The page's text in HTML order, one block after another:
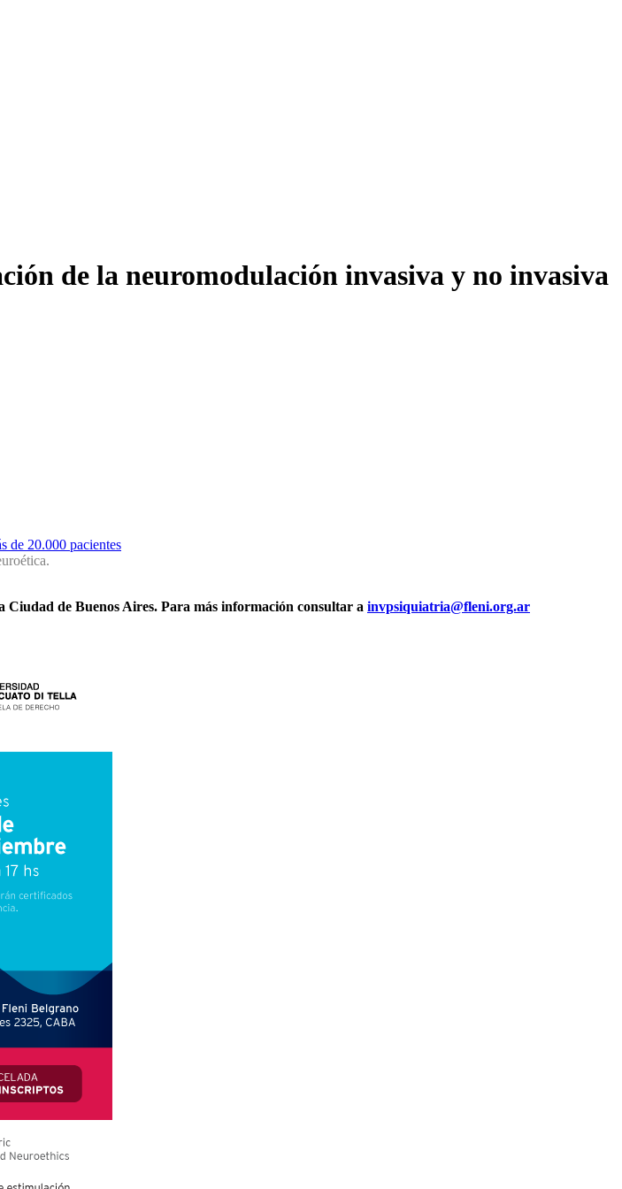
de la neuromodulación invasiva y no invasiva
de 20.000 pacientes
de Buenos Aires. Para más información consultar a invpsiquiatria@fleni.org.ar